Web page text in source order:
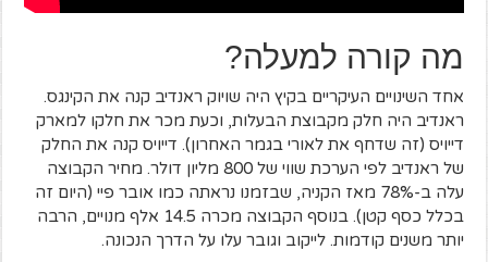
מה קורה למעלה?
אחד השינויים העיקריים בקיץ היה שויוק ראנדיב קנה את הקינגס.
ראנדיב היה חלק מקבוצת הבעלות, וכעת מכר את חלקו למארק
דייויס (זה שדחף את לאורי בגמר האחרון). דייויס קנה את החלק
של ראנדיב לפי הערכת שווי של 800 מליון דולר. מחיר הקבוצה
עלה ב-78% מאז הקניה, שבזמנו נראתה כמו אובר פיי (היום זה
בכלל כסף קטן). בנוסף הקבוצה מכרה 14.5 אלף מנויים, הרבה
יותר משנים קודמות. לייקוב וגובר עלו על הדרך הנכונה.